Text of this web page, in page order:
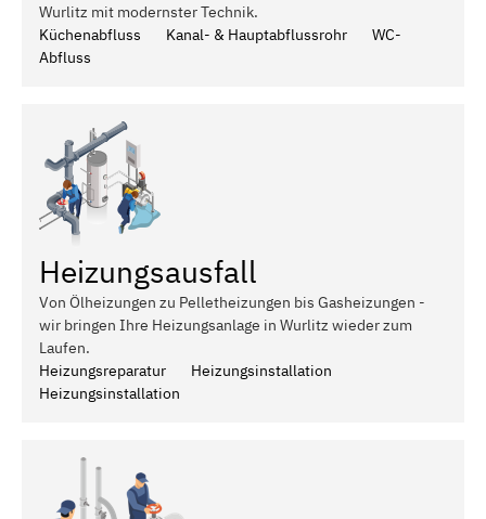
Wurlitz mit modernster Technik.
Küchenabfluss
Kanal- & Hauptabflussrohr
WC-
Abfluss
Heizungsausfall
Von Ölheizungen zu Pelletheizungen bis Gasheizungen -
wir bringen Ihre Heizungsanlage in Wurlitz wieder zum
Laufen.
Heizungsreparatur
Heizungsinstallation
Heizungsinstallation